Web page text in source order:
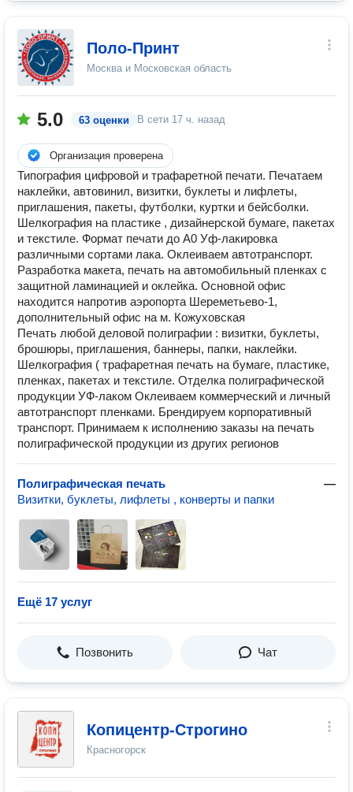
Поло-Принт
Москва и Московская область
5.0 63 оценки В сети 17 ч. назад
Организация проверена
Типография цифровой и трафаретной печати. Печатаем
наклейки, автовинил, визитки, буклеты и лифлеты,
приглашения, пакеты, футболки, куртки и бейсболки.
Шелкография на пластике , дизайнерской бумаге, пакетах
и текстиле. Формат печати до А0 Уф-лакировка
различными сортами лака. Оклеиваем автотранспорт.
Разработка макета, печать на автомобильный пленках с
защитной ламинацией и оклейка. Основной офис
находится напротив аэропорта Шереметьево-1,
дополнительный офис на м. Кожуховская
Печать любой деловой полиграфии : визитки, буклеты,
брошюры, приглашения, баннеры, папки, наклейки.
Шелкография ( трафаретная печать на бумаге, пластике,
пленках, пакетах и текстиле. Отделка полиграфической
продукции УФ-лаком Оклеиваем коммерческий и личный
автотранспорт пленками. Брендируем корпоративный
транспорт. Принимаем к исполнению заказы на печать
полиграфической продукции из других регионов
Полиграфическая печать
—
Визитки, буклеты, лифлеты , конверты и папки
Ещё 17 услуг
Позвонить Чат
Копицентр-Строгино
Красногорск